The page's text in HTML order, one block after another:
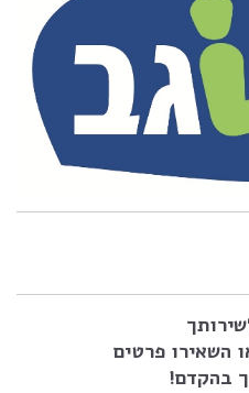
השאירו פרטים
בהקדם!